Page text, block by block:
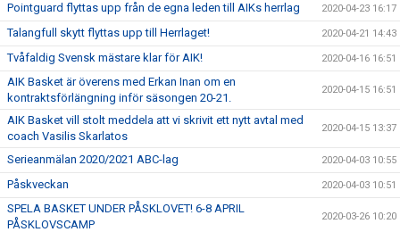
Pointguard flyttas upp från de egna leden till AIKs herrlag 2020-04-23 16:17
Talangfull skytt flyttas upp till Herrlaget! 2020-04-21 14:43
Tvåfaldig Svensk mästare klar för AIK! 2020-04-16 16:51
AIK Basket är överens med Erkan Inan om en
kontraktsförlängning inför säsongen 20-21.
2020-04-15 16:51
AIK Basket vill stolt meddela att vi skrivit ett nytt avtal med
coach Vasilis Skarlatos
2020-04-15 13:37
Serieanmälan 2020/2021 ABC-lag 2020-04-03 10:55
Påskveckan 2020-04-03 10:51
SPELA BASKET UNDER PÅSKLOVET! 6-8 APRIL
PÅSKLOVSCAMP
2020-03-26 10:20